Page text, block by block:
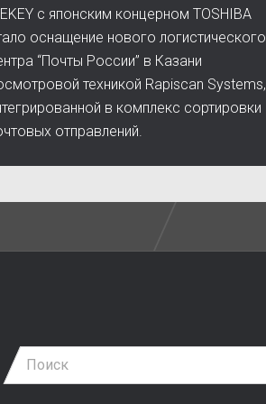
с японским концерном TOSHIBA
оснащение нового логистического
“Почты России” в Казани
техникой Rapiscan Systems,
в комплекс сортировки
отправлений.